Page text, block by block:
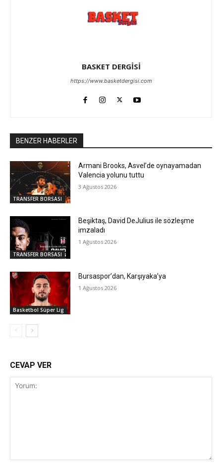
BASKET DERGİSİ
https://www.basketdergisi.com
BENZER HABERLER
TRANSFER BORSASI
Armani Brooks, Asvel’de oynayamadan
Valencia yolunu tuttu
3 Ağustos 2026
TRANSFER BORSASI
Beşiktaş, David DeJulius ile sözleşme
imzaladı
1 Ağustos 2026
Basketbol Süper Lig
Bursaspor’dan, Karşıyaka’ya
1 Ağustos 2026
CEVAP VER